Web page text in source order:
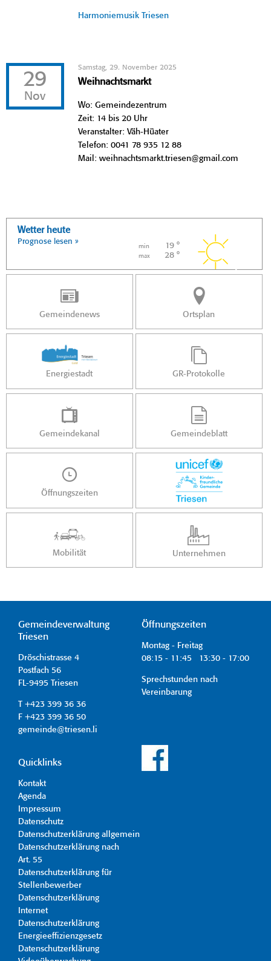
Harmoniemusik Triesen
29
Nov
Samstag, 29. November 2025
Weihnachtsmarkt
Wo: Gemeindezentrum
Zeit: 14 bis 20 Uhr
Veranstalter: Väh-Hüater
Telefon: 0041 78 935 12 88
Mail: weihnachtsmarkt.triesen@gmail.com
Wetter heute
Prognose lesen »
min 19 °
max 28 °
Gemeindenews Ortsplan
Energiestadt GR-Protokolle
Gemeindekanal Gemeindeblatt
Öffnungszeiten
Mobilität Unternehmen
Gemeindeverwaltung
Triesen
Dröschistrasse 4
Postfach 56
FL-9495 Triesen
T +423 399 36 36
F +423 399 36 50
gemeinde@triesen.li
Öffnungszeiten
Montag - Freitag
08:15 - 11:45 13:30 - 17:00
Sprechstunden nach
Vereinbarung
Quicklinks
Kontakt
Agenda
Impressum
Datenschutz
Datenschutzerklärung allgemein
Datenschutzerklärung nach
Art. 55
Datenschutzerklärung für
Stellenbewerber
Datenschutzerklärung
Internet
Datenschutzerklärung
Energieeffizienzgesetz
Datenschutzerklärung